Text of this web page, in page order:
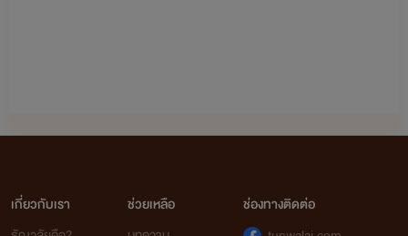
เกี่ยวกับเรา
ช่วยเหลือ
ช่องทางติดต่อ